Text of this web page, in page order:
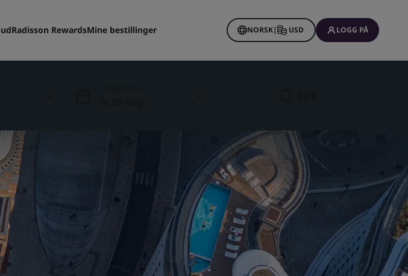
Radisson RewardsMine bestillinger NORSK| USD LOGG PÅ